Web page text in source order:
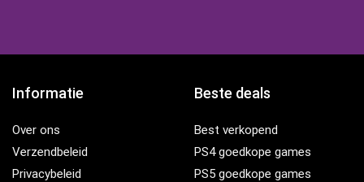
Informatie
Over ons
Verzendbeleid
Privacybeleid
Beste deals
Best verkopend
PS4 goedkope games
PS5 goedkope games